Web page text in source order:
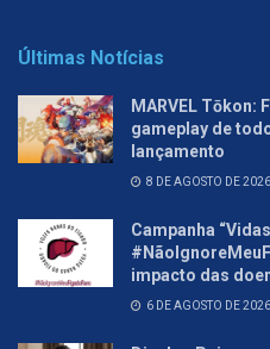
Últimas Notícias
MARVEL Tōkon:
gameplay de
lançamento
8 DE AGOSTO DE 2026
Campanha
impacto das
6 DE AGOSTO DE 2026